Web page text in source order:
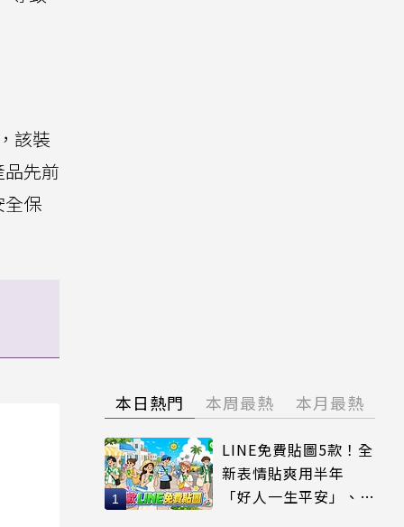
該裝
先前
全保
本日熱門 本周最熱 本月最熱
LINE免費貼圖5款！全
新表情貼爽用半年
「好人一生平安」、